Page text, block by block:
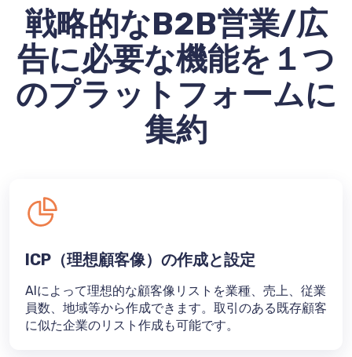
戦略的なB2B営業/広
告に必要な機能を１つ
のプラットフォームに
集約
ICP（理想顧客像）の作成と設定
AIによって理想的な顧客像リストを業種、売上、従業
員数、地域等から作成できます。取引のある既存顧客
に似た企業のリスト作成も可能です。